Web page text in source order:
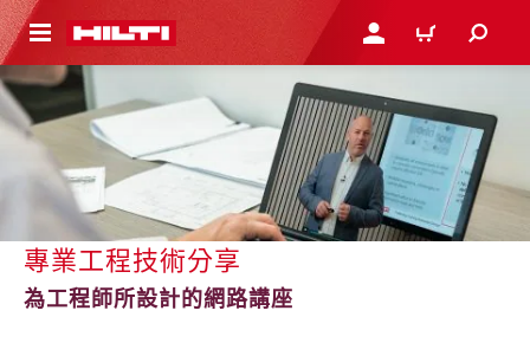
主要內容 登入或註冊購物車
專業工程技術分享
為工程師所設計的網路講座